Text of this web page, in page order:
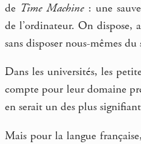
de Time Machine: une
de l’ordinateur. On dispose,
sans disposer nous-mêmes
Dans les universités, les
compte pour leur domaine
en serait un des plus
Mais pour la langue